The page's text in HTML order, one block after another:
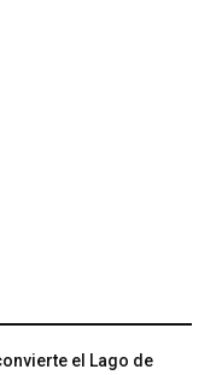
el Lago de